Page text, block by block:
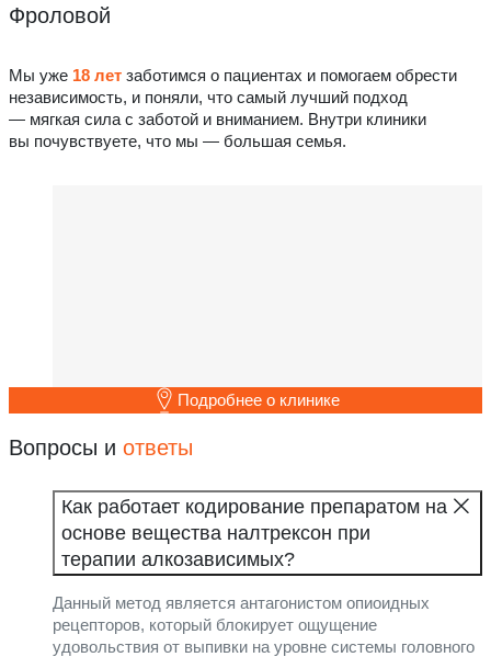
Фроловой
Мы уже 18 лет заботимся о пациентах и помогаем обрести
независимость, и поняли, что самый лучший подход
— мягкая сила с заботой и вниманием. Внутри клиники
вы почувствуете, что мы — большая семья.
Подробнее о клинике
Вопросы и ответы
Как работает кодирование препаратом на
основе вещества налтрексон при
терапии алкозависимых?
Данный метод является антагонистом опиоидных
рецепторов, который блокирует ощущение
удовольствия от выпивки на уровне системы головного